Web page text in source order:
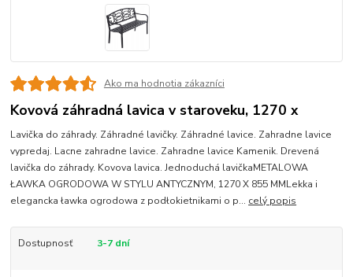
Ako ma hodnotia zákazníci
Kovová záhradná lavica v staroveku, 1270 x
Lavička do záhrady. Záhradné lavičky. Záhradné lavice. Zahradne lavice
vypredaj. Lacne zahradne lavice. Zahradne lavice Kamenik. Drevená
lavička do záhrady. Kovova lavica. Jednoduchá lavičkaMETALOWA
ŁAWKA OGRODOWA W STYLU ANTYCZNYM, 1270 X 855 MMLekka i
elegancka ławka ogrodowa z podłokietnikami o p... celý popis
Dostupnosť 3-7 dní